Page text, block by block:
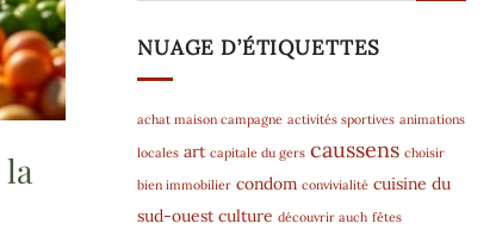
la
NUAGE D’ÉTIQUETTES
achat maison campagne activités sportives animations
locales art capitale du gers caussens choisir
bien immobilier condom convivialité cuisine du
sud-ouest culture découvrir auch fêtes